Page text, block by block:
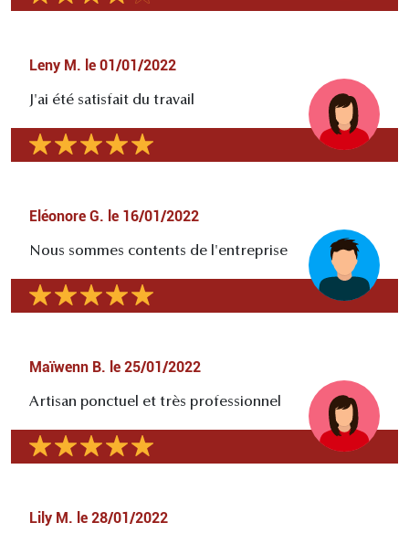
Leny M. le 01/01/2022
J'ai été satisfait du travail
Eléonore G. le 16/01/2022
Nous sommes contents de l'entreprise
Maïwenn B. le 25/01/2022
Artisan ponctuel et très professionnel
Lily M. le 28/01/2022